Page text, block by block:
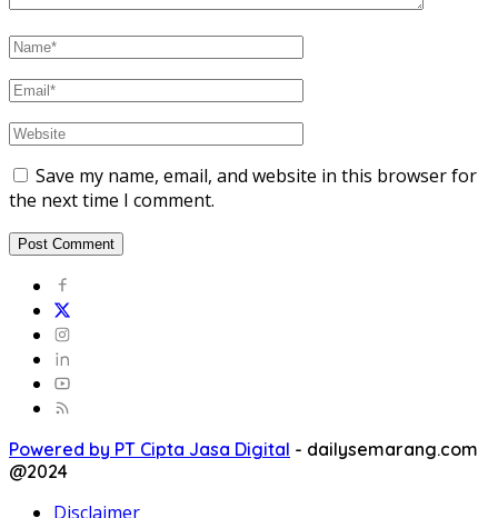
Save my name, email, and website in this browser for
the next time I comment.
Powered by PT Cipta Jasa Digital - dailysemarang.com
@2024
Disclaimer